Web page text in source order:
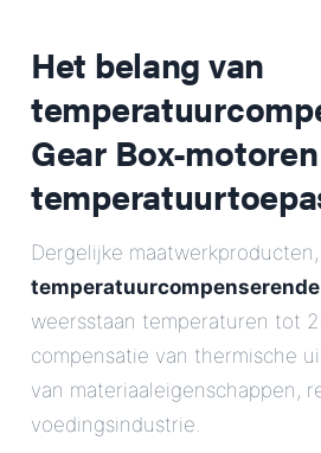
Het belang van
Gear Box-
Dergelijke
weersstaan temperaturen tot
compensatie van thermische
van materiaaleigenschappen,
voedingsindustrie.